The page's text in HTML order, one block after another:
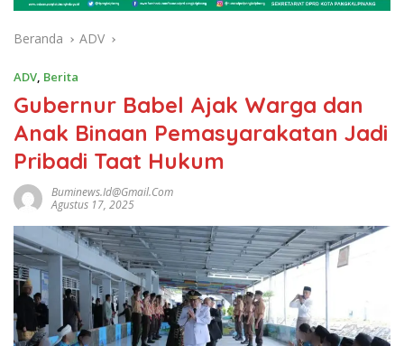
Beranda ADV
ADV, Berita
Gubernur Babel Ajak Warga dan
Anak Binaan Pemasyarakatan Jadi
Pribadi Taat Hukum
Buminews.id@gmail.com
Agustus 17, 2025